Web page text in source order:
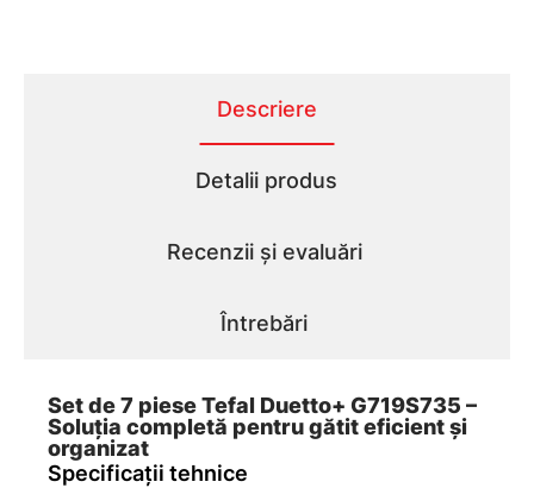
Descriere
Detalii produs
Recenzii și evaluări
Întrebări
Set de 7 piese Tefal Duetto+ G719S735 –
Soluția completă pentru gătit eficient și
organizat
Specificații tehnice